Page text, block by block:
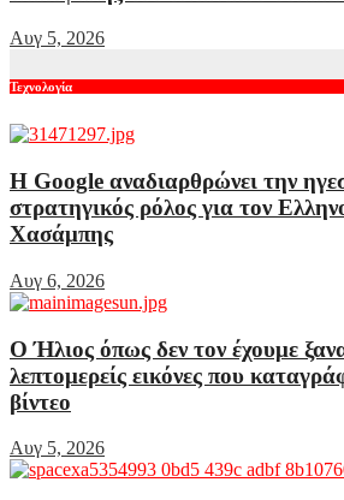
Αυγ 5, 2026
Τεχνολογία
Η Google αναδιαρθρώνει την
στρατηγικός ρόλος για τον
Χασάμπης
Αυγ 6, 2026
Ο Ήλιος όπως δεν τον έχουμε
λεπτομερείς εικόνες που
βίντεο
Αυγ 5, 2026